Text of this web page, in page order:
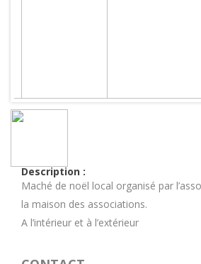
Description :
Maché de noël local organisé par
la maison des associations.
A l’intérieur et à l’extérieur